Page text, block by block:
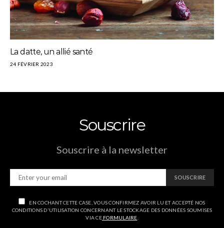
La datte, un allié santé
24 FÉVRIER 2023
Souscrire
Souscrire à la newsletter
SOUSCRIRE
EN COCHANT CETTE CASE, VOUS CONFIRMEZ AVOIR LU ET ACCEPTÉ NOS
CONDITIONS D'UTILISATION CONCERNANT LE STOCKAGE DES DONNÉES SOUMISES
VIA CEFORMULAIRE